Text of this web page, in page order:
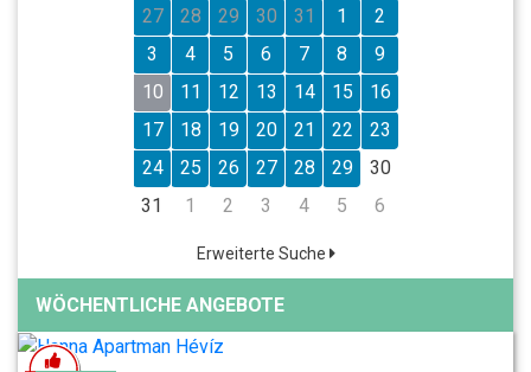
27
28 29 30 31 1
2
3
4 5 6 7 8
9
10
11 12 13 14 15
16
17
18 19 20 21 22
23
24
25 26 27 28 29
30
31
1 2 3 4 5 6
Erweiterte Suche
WÖCHENTLICHE ANGEBOTE